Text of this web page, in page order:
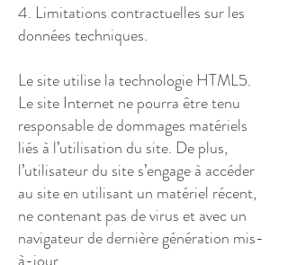
4. Limitations contractuelles sur les
données techniques.
Le site utilise la technologie HTML5.
Le site Internet ne pourra être tenu
responsable de dommages matériels
liés à l’utilisation du site. De plus,
l’utilisateur du site s’engage à accéder
au site en utilisant un matériel récent,
ne contenant pas de virus et avec un
navigateur de dernière génération mis-